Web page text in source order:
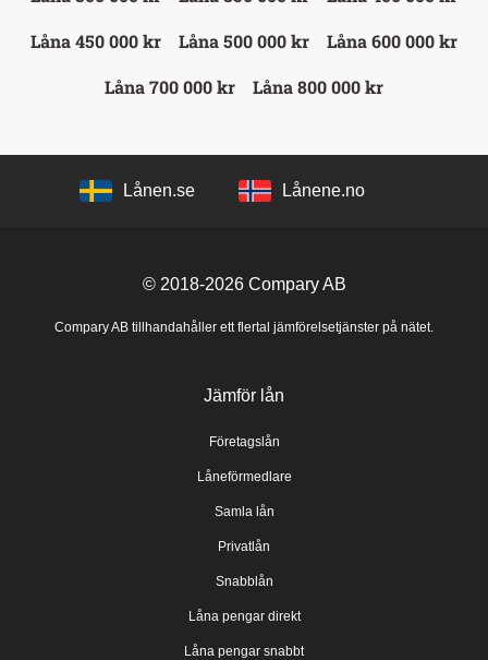
Låna 450 000 kr
Låna 500 000 kr
Låna 600 000 kr
Låna 700 000 kr
Låna 800 000 kr
Lånen.se Lånene.no
© 2018-2026Compary AB
Compary AB tillhandahåller ett flertal jämförelsetjänster på nätet.
Jämför lån
Företagslån
Låneförmedlare
Samla lån
Privatlån
Snabblån
Låna pengar direkt
Låna pengar snabbt